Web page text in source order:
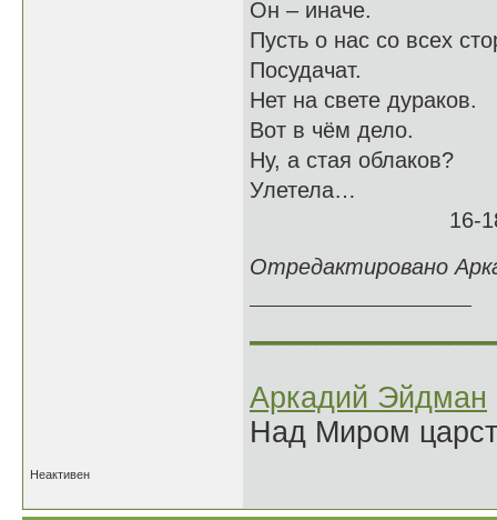
Он – иначе.
Пусть о нас со всех
Посудачат.
Нет на свете дураков.
Вот в чём дело.
Ну, а стая облаков?
Улетела…
16-
Отредактировано
Аркадий Эйдман
Над Миром
Неактивен